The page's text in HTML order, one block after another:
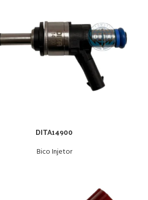
DITA14900
Bico Injetor